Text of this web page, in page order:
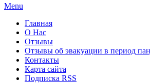
Menu
Главная
О Нас
Отзывы
Отзывы об эвакуации в период
Контакты
Карта сайта
Подписка RSS